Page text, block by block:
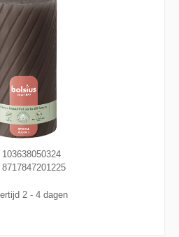
103638050324
8717847201225
2 - 4 dagen